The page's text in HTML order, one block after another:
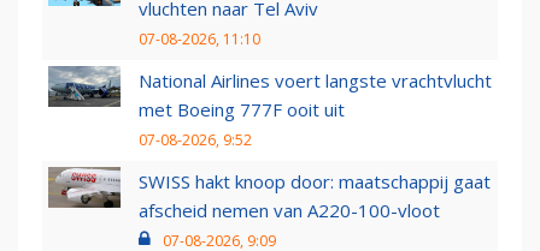
vluchten naar Tel Aviv
07-08-2026, 11:10
National Airlines voert langste vrachtvlucht
met Boeing 777F ooit uit
07-08-2026, 9:52
SWISS hakt knoop door: maatschappij gaat
afscheid nemen van A220-100-vloot
07-08-2026, 9:09